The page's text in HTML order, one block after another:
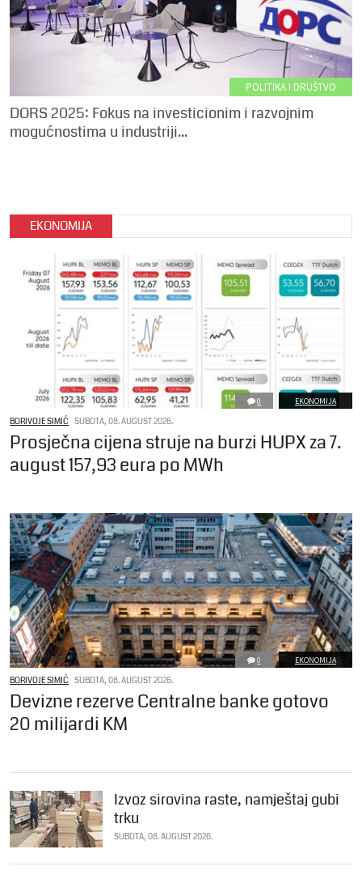
POLITIKA I DRUŠTVO
DORS 2025: Fokus na investicionim i razvojnim
mogućnostima u industriji...
EKONOMIJA
0 EKONOMIJA
BORIVOJE SIMIĆ SUBOTA, 08. AUGUST 2026.
Prosječna cijena struje na burzi HUPX za 7.
august 157,93 eura po MWh
0 EKONOMIJA
BORIVOJE SIMIĆ SUBOTA, 08. AUGUST 2026.
Devizne rezerve Centralne banke gotovo
20 milijardi KM
Izvoz sirovina raste, namještaj gubi
trku
SUBOTA, 08. AUGUST 2026.